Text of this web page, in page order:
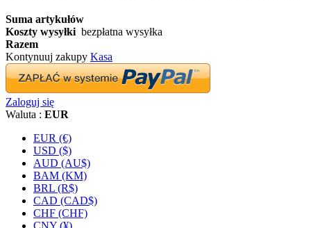
Suma artykułów
Koszty wysyłki bezpłatna wysyłka
Razem
Kontynuuj zakupy Kasa
Zaloguj się
Waluta : EUR
EUR (€)
USD ($)
AUD (AU$)
BAM (KM)
BRL (R$)
CAD (CAD$)
CHF (CHF)